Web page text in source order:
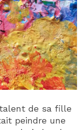
de sa fille
peindre une